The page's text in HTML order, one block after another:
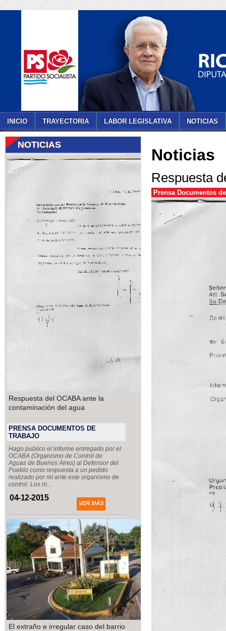
INICIO TRAYECTORIA LABOR LEGISLATIVA NOTICIAS
NOTICIAS
Respuesta del OCABA ante la
contaminación del agua
PRENSA DOCUMENTOS DE
TRABAJO
Hago publico el informe entregado por el
OCABA (Organismo de Control de
Aguas de Buenos Aires) al Defensor del
Pueblo como respuesta a un pedido
realizado por mí ante este organismo de
control. Los m...
04-12-2015
VER MÁS
El extraño e irregular caso del barrio
Noticias
Respuesta
Prensa Documentos